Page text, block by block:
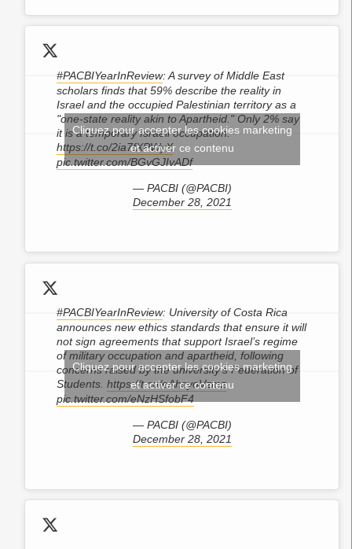
#PACBIYearInReview: A survey of Middle East
scholars finds that 59% describe the reality in
Israel and the occupied Palestinian territory as a
"one-state reality akin to Apartheid." Only 2% say
it is a temporary Israeli occupation.
https://t.co/2ia7fXPWyX
pic.twitter.com/BGvGJIvADf
— PACBI (@PACBI)
December 28, 2021
Cliquez pour accepter les cookies marketing
et activer ce contenu
#PACBIYearInReview: University of Costa Rica
announces new ethics standards that ensure it will
not sign agreements that support Israel’s regime
of military occupation and apartheid, following
concerns raised by the university's Federation of
Students. https://t.co/eAhsyoVzmz
pic.twitter.com/eNzHSfobF4
— PACBI (@PACBI)
December 28, 2021
Cliquez pour accepter les cookies marketing
et activer ce contenu